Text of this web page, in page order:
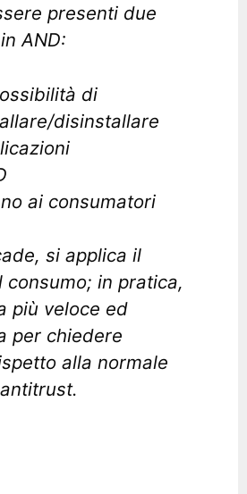
presenti due
AND:
di
disinstallare
ai consumatori
si applica il
consumo; in pratica,
più veloce ed
per chiedere
alla normale